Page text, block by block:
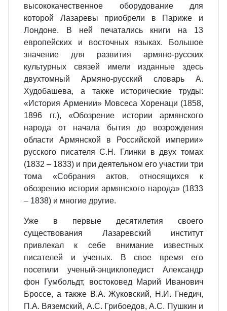
высококачественное оборудование для
которой Лазаревы приобрели в Париже и
Лондоне. В ней печатались книги на 13
европейских и восточных языках. Большое
значение для развития армяно-русских
культурных связей имели изданные здесь
двухтомный Армяно-русский словарь А.
Худобашева, а также исторические труды:
«История Армении» Мовсеса Хоренаци (1858,
1896 гг.), «Обозрение истории армянского
народа от начала бытия до возрождения
области Армянской в Российской империи»
русского писателя С.Н. Глинки в двух томах
(1832 – 1833) и при деятельном его участии три
тома «Собрания актов, относящихся к
обозрению истории армянского народа» (1833
– 1838) и многие другие.
Уже в первые десятилетия своего
существования Лазаревский институт
привлекал к себе внимание известных
писателей и ученых. В свое время его
посетили ученый-энциклопедист Александр
фон Гумбольдт, востоковед Марий Иванович
Броссе, а также В.А. Жуковский, Н.И. Гнедич,
П.А. Вяземский, А.С. Грибоедов, А.С. Пушкин и